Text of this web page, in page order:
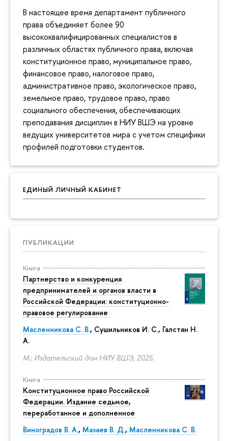
В настоящее время департамент публичного
права объединяет более 90
высококвалифицированных специалистов в
различных областях публичного права, включая
конституционное право, муниципальное право,
финансовое право, налоговое право,
административное право, экологическое право,
земельное право, трудовое право, право
социального обеспечения, обеспечивающих
преподавания дисциплин в НИУ ВШЭ на уровне
ведущих университетов мира с учетом специфики
профилей подготовки студентов.
ЕДИНЫЙ ЛИЧНЫЙ КАБИНЕТ
ПУБЛИКАЦИИ
Книга
Партнерство и конкуренция
предпринимателей и органов власти в
Российской Федерации: конституционно-
правовое регулирование
Масленникова С. В., Сушильников И. С., Галстян Н.
А.
М.: Издательский дом НИУ ВШЭ, 2025.
Книга
Конституционное право Российской
Федерации. Издание седьмое,
переработанное и дополненное
Виноградов В. А., Мазаев В. Д., Масленникова С. В.